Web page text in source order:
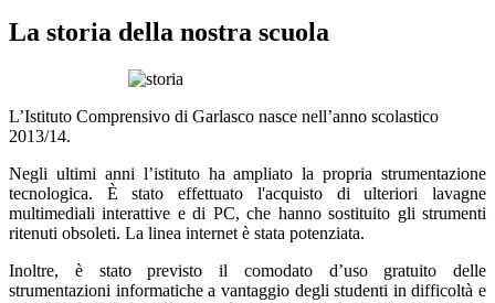
La storia della nostra scuola
L’Istituto Comprensivo di Garlasco nasce nell’anno scolastico
2013/14.
Negli ultimi anni l’istituto ha ampliato la propria strumentazione
tecnologica. È stato effettuato l'acquisto di ulteriori lavagne
multimediali interattive e di PC, che hanno sostituito gli strumenti
ritenuti obsoleti. La linea internet è stata potenziata.
Inoltre, è stato previsto il comodato d’uso gratuito delle
strumentazioni informatiche a vantaggio degli studenti in difficoltà e